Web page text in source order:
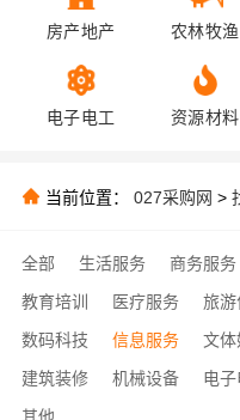
房产地产 农林牧渔
电子电工 资源材料
当前位置： 027采购网 >
全部 生活服务 商务服务
教育培训
医疗服务 旅游
数码科技
信息服务 文体
建筑装修
机械设备 电子